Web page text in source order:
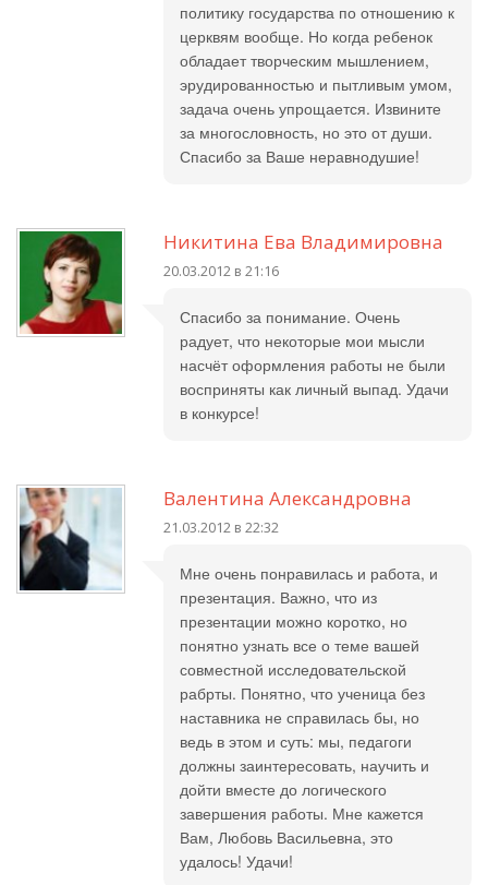
политику государства по отношению к
церквям вообще. Но когда ребенок
обладает творческим мышлением,
эрудированностью и пытливым умом,
задача очень упрощается. Извините
за многословность, но это от души.
Спасибо за Ваше неравнодушие!
Никитина Ева Владимировна
20.03.2012 в 21:16
Спасибо за понимание. Очень
радует, что некоторые мои мысли
насчёт оформления работы не были
восприняты как личный выпад. Удачи
в конкурсе!
Валентина Александровна
21.03.2012 в 22:32
Мне очень понравилась и работа, и
презентация. Важно, что из
презентации можно коротко, но
понятно узнать все о теме вашей
совместной исследовательской
рабрты. Понятно, что ученица без
наставника не справилась бы, но
ведь в этом и суть: мы, педагоги
должны заинтересовать, научить и
дойти вместе до логического
завершения работы. Мне кажется
Вам, Любовь Васильевна, это
удалось! Удачи!